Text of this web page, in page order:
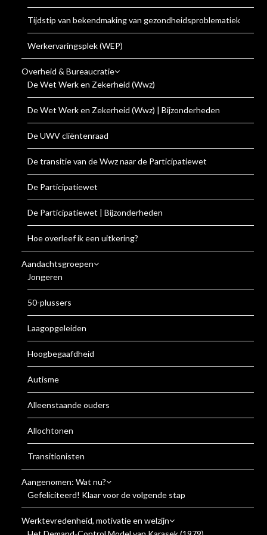
Tijdstip van bekendmaking van gezondheidsproblematiek
Werkervaringsplek (WEP)
Overheid & Bureaucratie
De Wet Werk en Zekerheid (Wwz)
De Wet Werk en Zekerheid (Wwz) | Bijzonderheden
De UWV cliëntenraad
De transitie van de Wwz naar de Participatiewet
De Participatiewet
De Participatiewet | Bijzonderheden
Hoe overleef ik een uitkering?
Aandachtsgroepen
Jongeren
50-plussers
Laagopgeleiden
Hoogbegaafdheid
Autisme
Alleenstaande ouders
Allochtonen
Transitionisten
Aangenomen: Wat nu?
Gefeliciteerd! Klaar voor de volgende stap
Werktevredenheid, motivatie en welzijn